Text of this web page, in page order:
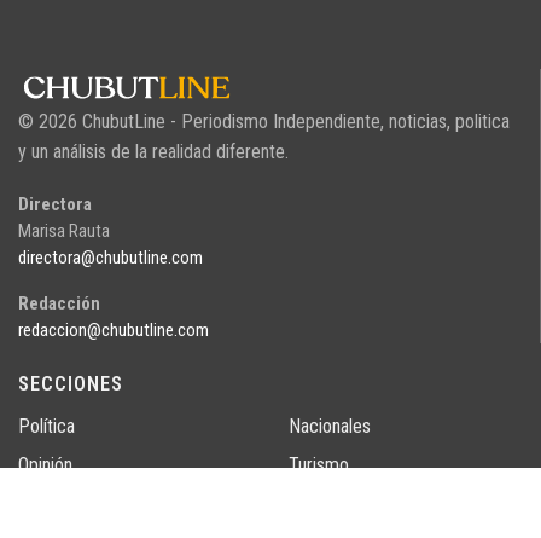
© 2026 ChubutLine - Periodismo Independiente, noticias, politica
y un análisis de la realidad diferente.
Directora
Marisa Rauta
directora@chubutline.com
Redacción
redaccion@chubutline.com
SECCIONES
Política
Opinión
Nacionales
Turismo